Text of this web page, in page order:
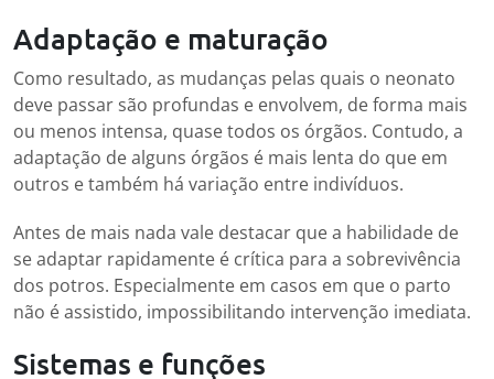
Adaptação e maturação
Como resultado, as mudanças pelas quais o neonato
deve passar são profundas e envolvem, de forma mais
ou menos intensa, quase todos os órgãos. Contudo, a
adaptação de alguns órgãos é mais lenta do que em
outros e também há variação entre indivíduos.
Antes de mais nada vale destacar que a habilidade de
se adaptar rapidamente é crítica para a sobrevivência
dos potros. Especialmente em casos em que o parto
não é assistido, impossibilitando intervenção imediata.
Sistemas e funções